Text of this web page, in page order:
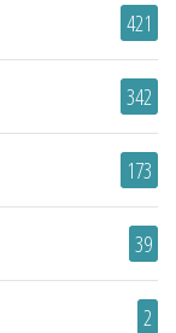
421
342
173
39
2